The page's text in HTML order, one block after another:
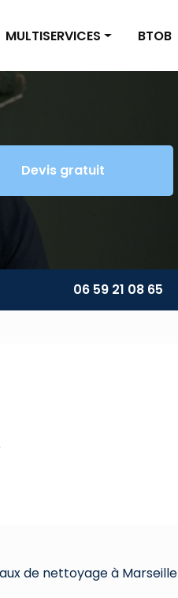
MULTISERVICES
Petite maçonnerie
Aménagement extérieur
Multiservices
BTOB
Devis gratuit
06 59 21 08 65
de nettoyage à Marseille